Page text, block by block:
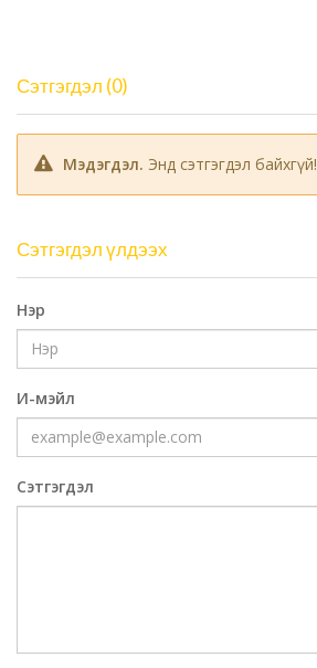
Сэтгэгдэл (0)
Мэдэгдэл. Энд сэтгэгдэл байхгүй!
Сэтгэгдэл үлдээх
Нэр
И-мэйл
Сэтгэгдэл